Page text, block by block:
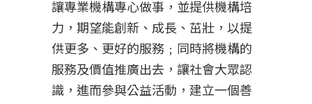
讓專業機構專心做事，並提供機構培
力，期望能創新、成長、茁壯，以提
供更多、更好的服務﹔同時將機構的
服務及價值推廣出去，讓社會大眾認
識，進而參與公益活動，建立一個善